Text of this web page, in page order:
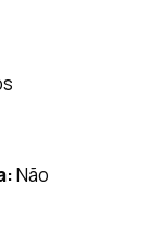
Não